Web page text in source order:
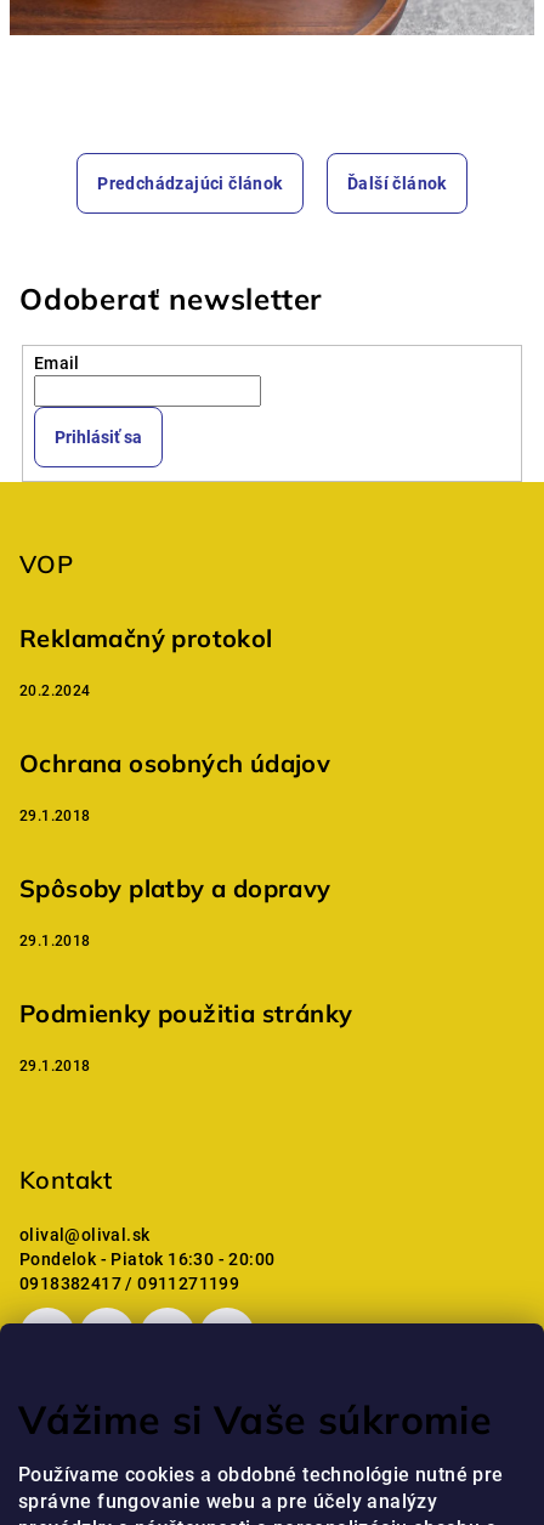
Vážime si Vaše súkromie
Používame cookies a obdobné technológie nutné pre
správne fungovanie webu a pre účely analýzy
Predchádzajúci článok Ďalší článok
Odoberať newsletter
Email
Prihlásiť sa
VOP
Reklamačný protokol
20.2.2024
Ochrana osobných údajov
29.1.2018
Spôsoby platby a dopravy
29.1.2018
Podmienky použitia stránky
29.1.2018
Kontakt
olival@olival.sk
Pondelok - Piatok 16:30 - 20:00
0918382417 / 0911271199